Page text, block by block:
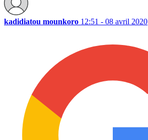
kadidiatou mounkoro 12:51 - 08 avril 2020